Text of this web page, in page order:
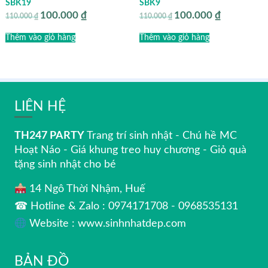
SBK19
110.000₫ Giá
là:
110.000 ₫.
100.000 ₫Giá
Thêm vào giỏ hàng
SBK9
110.000₫ Giá
là:
110.000 ₫.
100.000 ₫Giá
Thêm vào giỏ hàng
LIÊN HỆ
TH247 PARTY Trang trí sinh nhật - Chú hề MC
Hoạt Náo - Giá khung treo huy chương - Giỏ quà
tặng sinh nhật cho bé
14 Ngô Thời Nhậm, Huế
☎ Hotline & Zalo : 0974171708 - 0968535131
Website : www.sinhnhatdep.com
BẢN ĐỒ